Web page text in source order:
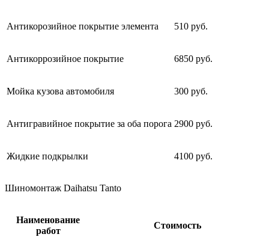
Антикорозийное покрытие элемента 510 руб.
Антикоррозийное покрытие 6850 руб.
Мойка кузова автомобиля 300 руб.
Антигравийное покрытие за оба порога 2900 руб.
Жидкие подкрылки 4100 руб.
Шиномонтаж Daihatsu Tanto
Наименование
работ
Стоимость